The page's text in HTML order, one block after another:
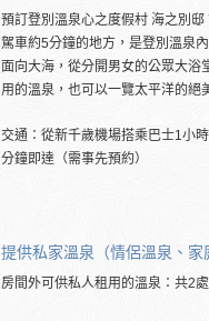
預訂登別溫泉心之度假村 海之別
駕車約5分鐘的地方，是登別溫泉
面向大海，從分開男女的公眾大浴
用的溫泉，也可以一覽太平洋的絕
交通：從新千歲機場搭乘巴士1小
分鐘即達（需事先預約）
提供私家溫泉（情侶溫泉、家
房間外可供私人租用的溫泉：共2處